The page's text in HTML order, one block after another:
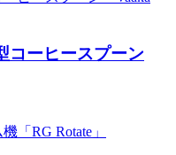
コーヒースプーン